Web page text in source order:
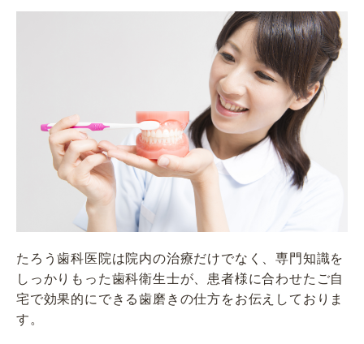
たろう歯科医院は院内の治療だけでなく、専門知識を
しっかりもった歯科衛生士が、患者様に合わせたご自
宅で効果的にできる歯磨きの仕方をお伝えしておりま
す。